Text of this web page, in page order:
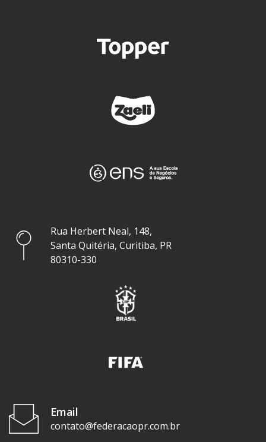
Rua Herbert Neal, 148,
Santa Quitéria, Curitiba, PR
80310-330
Email
contato@federacaopr.com.br